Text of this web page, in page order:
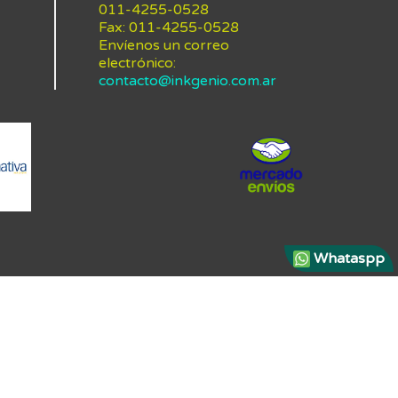
011-4255-0528
Fax: 011-4255-0528
Envíenos un correo
electrónico:
contacto@inkgenio.com.ar
Whataspp